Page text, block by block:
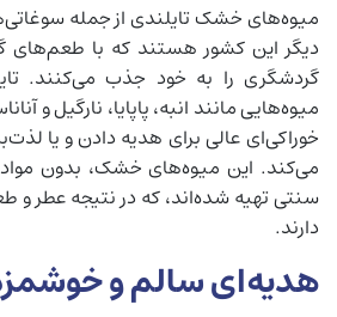
میوه‌های خشک تایلندی از جمله
دیگر این کشور هستند که با طعم‌های
گردشگری را به خود جذب می‌کنند.
میوه‌هایی مانند انبه، پاپایا، نارگیل
خوراکی‌ای عالی برای هدیه دادن و یا
می‌کند. این میوه‌های خشک، بدون
سنتی تهیه شده‌اند، که در نتیجه عطر و
دارند.
هدیه‌ای سالم و